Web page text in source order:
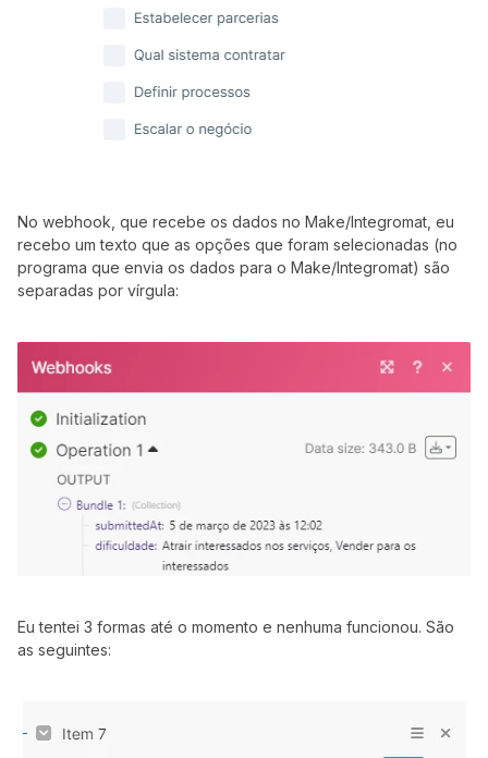
No webhook, que recebe os dados no Make/Integromat, eu
recebo um texto que as opções que foram selecionadas (no
programa que envia os dados para o Make/Integromat) são
separadas por vírgula:
Eu tentei 3 formas até o momento e nenhuma funcionou. São
as seguintes: